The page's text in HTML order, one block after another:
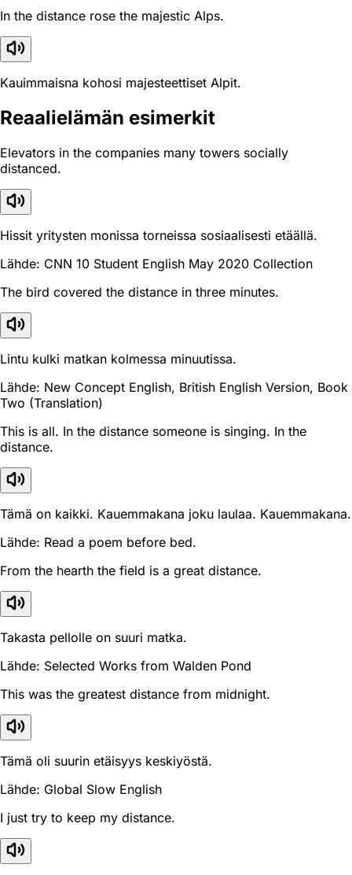
In the distance rose the majestic Alps.
Kauimmaisna kohosi majesteettiset Alpit.
Reaali­elämän esimerkit
Elevators in the companies many towers socially
distanced.
Hissit yritysten monissa torneissa sosiaalisesti etäällä.
Lähde: CNN 10 Student English May 2020 Collection
The bird covered the distance in three minutes.
Lintu kulki matkan kolmessa minuutissa.
Lähde: New Concept English, British English Version, Book
Two (Translation)
This is all. In the distance someone is singing. In the
distance.
Tämä on kaikki. Kauemmakana joku laulaa. Kauemmakana.
Lähde: Read a poem before bed.
From the hearth the field is a great distance.
Takasta pellolle on suuri matka.
Lähde: Selected Works from Walden Pond
This was the greatest distance from midnight.
Tämä oli suurin etäisyys keskiyöstä.
Lähde: Global Slow English
I just try to keep my distance.